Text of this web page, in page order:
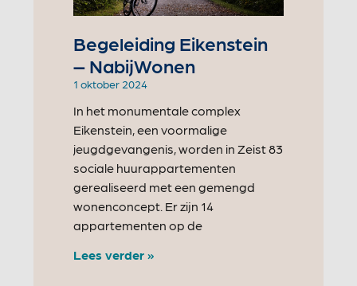
Begeleiding Eikenstein
– NabijWonen
1 oktober 2024
In het monumentale complex
Eikenstein, een voormalige
jeugdgevangenis, worden in Zeist 83
sociale huurappartementen
gerealiseerd met een gemengd
wonenconcept. Er zijn 14
appartementen op de
Lees verder »